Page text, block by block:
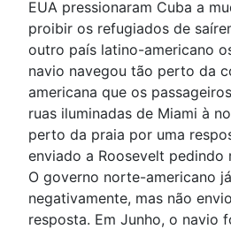
EUA pressionaram Cuba a
proibir os refugiados de
outro país latino-americano
navio navegou tão perto da
americana que os
ruas iluminadas de Miami à
perto da praia por uma
enviado a Roosevelt pedindo
O governo norte-americano
negativamente, mas não
resposta. Em Junho, o navio